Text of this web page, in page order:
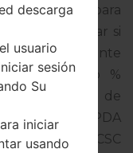
de firmware para
olvide verificar si
inteligente
indicado %
es TCE de
la versión PDA
versión CSC
descarga
usuario
sesión
Su
iniciar
usando